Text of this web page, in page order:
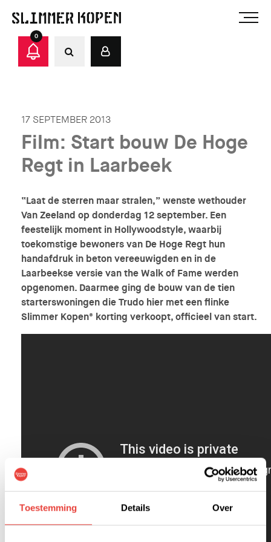
Toestemming Details Over
0
17 SEPTEMBER 2013
Film: Start bouw De Hoge
Regt in Laarbeek
“Laat de sterren maar stralen,” wenste wethouder
Van Zeeland op donderdag 12 september. Een
feestelijk moment in Hollywoodstyle, waarbij
toekomstige bewoners van De Hoge Regt hun
handafdruk in beton vereeuwigden en in de
Laarbeekse versie van the Walk of Fame werden
opgenomen. Daarmee ging de bouw van de tien
starterswoningen die Trudo hier met een flinke
Slimmer Kopen® korting verkoopt, officieel van start.